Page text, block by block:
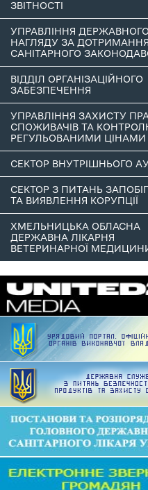
ЗВІТНОСТІ
УПРАВЛІННЯ ДЕРЖАВНОГО
НАГЛЯДУ ЗА
САНІТАРНОГО
ВІДДІЛ ОРГАНІЗАЦІЙНОГО
ЗАБЕЗПЕЧЕННЯ
УПРАВЛІННЯ ЗАХИСТУ
СПОЖИВАЧІВ ТА
РЕГУЛЬОВАНИМИ ЦІНАМИ
СЕКТОР ВНУТРІШНЬОГО
СЕКТОР З ПИТАНЬ
ТА ВИЯВЛЕННЯ КОРУПЦІЇ
ХМЕЛЬНИЦЬКА ОБЛАСНА
ДЕРЖАВНА ЛІКАРНЯ
ВЕТЕРИНАРНОЇ